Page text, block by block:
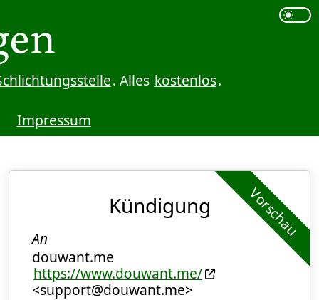
. Alles kostenlos.
Impressum
Vorschau
Kündigung
An
douwant.me
https://www.douwant.me/
<support@douwant.me>